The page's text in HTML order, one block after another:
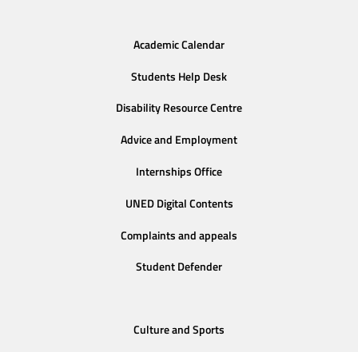
Academic Calendar
Students Help Desk
Disability Resource Centre
Advice and Employment
Internships Office
UNED Digital Contents
Complaints and appeals
Student Defender
Culture and Sports